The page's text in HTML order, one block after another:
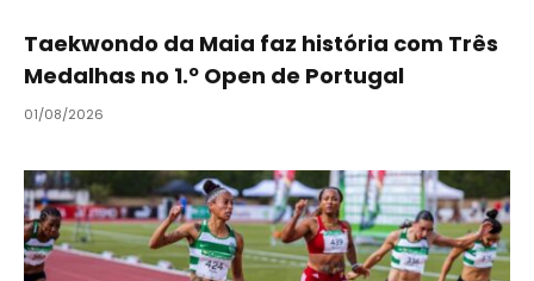
Taekwondo da Maia faz história com Três
Medalhas no 1.º Open de Portugal
01/08/2026